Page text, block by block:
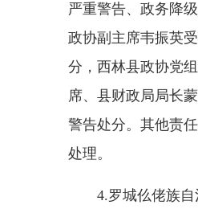
严重警告、政务降
政协副主席韦振英
分，西林县政协党
席、县财政局局长
警告处分。其他责
处理。
4.罗城仫佬族